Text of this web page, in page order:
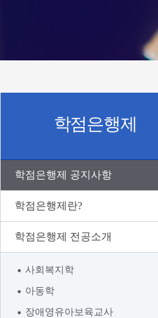
학점은행제
학점은행제 공지사항
학점은행제란?
학점은행제 전공소개
사회복지학
아동학
장애영유아보육교사